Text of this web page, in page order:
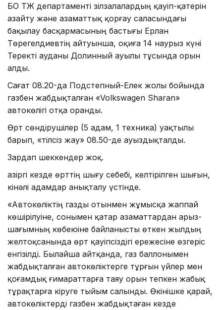
БҚО ТЖ департаменті зілзалалардың қауіп-қатерін
азайту және азаматтық қорғау саласындағы
бақылау басқармасының бастығы Ерлан
Төрегелдиевтің айтуынша, оқиға 14 наурыз күні
Теректі ауданы Долинный ауылы тұсында орын
алды.
Сағат 08.20-да Подстепный-Елек жолы бойында
газбен жабдықталған «Volkswagen Sharan»
автокөлігі отқа оранды.
Өрт сөндірушілер (5 адам, 1 техника) уақтылы
барып, «тілсіз жау» 08.50-де ауыздықталды.
Зардап шеккендер жоқ.
Қазіргі кезде өрттің шығу себебі, келтірілген шығын,
кінәлі адамдар анықталу үстінде.
«Автокөліктің газды отынмен жұмысқа жаппай
көшірілуіне, сонымен қатар азаматтардан арыз-
шағымның көбеюіне байланысты өткен жылдың
желтоқсанында өрт қауіпсіздігі ережесіне өзгеріс
енгізілді. Былайша айтқанда, газ баллонымен
жабдықталған автокөліктерге тұрғын үйлер мен
қоғамдық ғимараттарға таяу орын тепкен жабық
тұрақтарға кіруге тыйым салынды. Өкінішке қарай,
автокөліктерді газбен жабдықтаған кезде